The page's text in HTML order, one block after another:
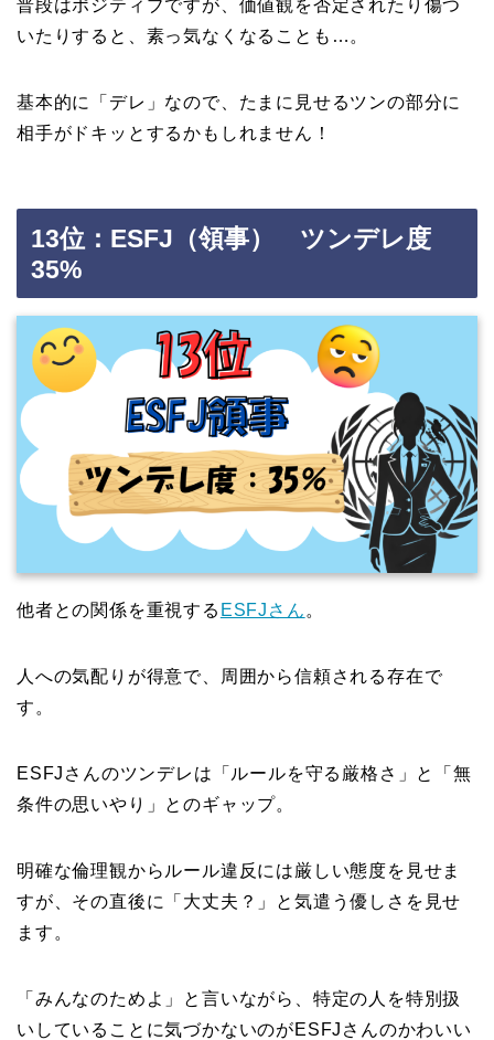
普段はポジティブですが、価値観を否定されたり傷つ
いたりすると、素っ気なくなることも…。
基本的に「デレ」なので、たまに見せるツンの部分に
相手がドキッとするかもしれません！
13位：ESFJ（領事） ツンデレ度
35%
他者との関係を重視する ESFJさん 。
人への気配りが得意で、周囲から信頼される存在で
す。
ESFJさんのツンデレは「ルールを守る厳格さ」と「無
条件の思いやり」とのギャップ。
明確な倫理観からルール違反には厳しい態度を見せま
すが、その直後に「大丈夫？」と気遣う優しさを見せ
ます。
「みんなのためよ」と言いながら、特定の人を特別扱
いしていることに気づかないのがESFJさんのかわいい